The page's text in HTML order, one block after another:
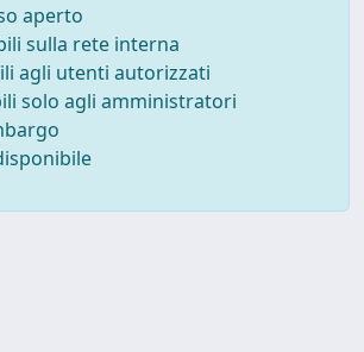
aperto
sulla rete interna
agli utenti autorizzati
solo agli amministratori